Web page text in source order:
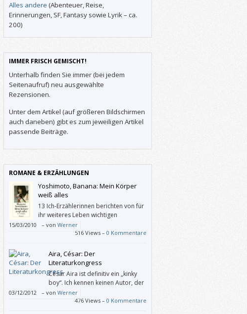
Alles andere (Abenteuer, Reise,
Erinnerungen, SF, Fantasy sowie Lyrik – ca.
200)
IMMER FRISCH GEMISCHT!
Unterhalb finden Sie immer (bei jedem
Seitenaufruf) neu ausgewählte
Rezensionen.
Unter dem Artikel (auf größeren Bildschirmen
auch daneben) gibt es zum jeweiligen Artikel
passende Beiträge.
ROMANE & ERZÄHLUNGEN
Yoshimoto, Banana: Mein Körper
weiß alles
13 Ich-Erzählerinnen berichten von für
ihr weiteres Leben wichtigen
Ereignissen oder Entscheidungen.
15/03/2010 – von Werner
516 Views – 0 Kommentare
Aira, César: Der
Literaturkongress
César Aira ist definitiv ein „kinky
boy“. Ich kennen keinen Autor, der
so aberwitzig, klug und kunstfertig
zugleich schreibt und seine Kunst dabei
gewissermaßen bloß zur Verfügung stellt.
03/12/2012 – von Werner
476 Views – 0 Kommentare